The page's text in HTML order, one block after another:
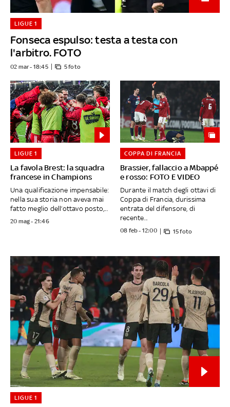
Fonseca espulso: testa a testa con
l'arbitro. FOTO
LIGUE 1
02 mar - 18:45 5 foto
La favola Brest: la squadra
francese in Champions
LIGUE 1
Una qualificazione impensabile:
nella sua storia non aveva mai
fatto meglio dell’ottavo posto,...
20 mag - 21:46
Brassier, fallaccio a Mbappé
e rosso: FOTO E VIDEO
COPPA DI FRANCIA
Durante il match degli ottavi di
Coppa di Francia, durissima
entrata del difensore, di
recente...
08 feb - 12:00 15 foto
LIGUE 1